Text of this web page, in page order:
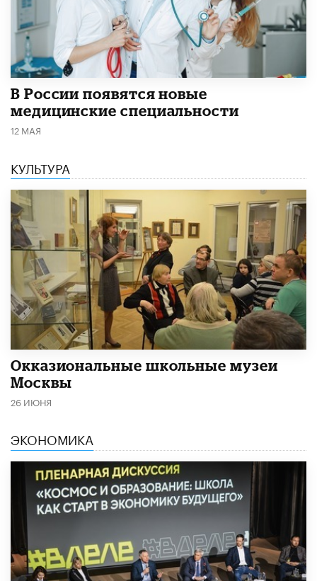
В России появятся новые
медицинские специальности
12 МАЯ
КУЛЬТУРА
​Окказиональные школьные музеи
Москвы
26 ИЮНЯ
ЭКОНОМИКА